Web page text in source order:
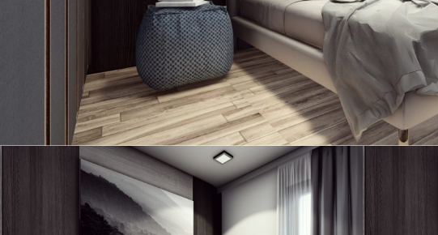
Garsoniera AP27 G